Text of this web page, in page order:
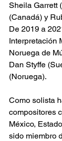
Sheila Garrett
(Canadá) y
De 2019 a
Interpretación
Noruega de
Dan Styffe
(Noruega).
Como solista
compositores
México,
sido miembro